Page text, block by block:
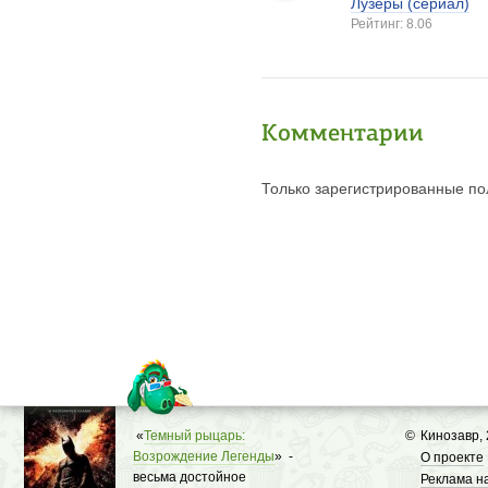
Рейтинг: 8.06
Комментарии
Только зарегистрированные
© Кинозавр,
О проекте
Реклама
«Темный рыцарь:
Возрождение Легенды» -
весьма достойное